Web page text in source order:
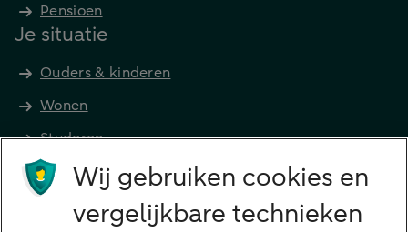
Pensioen
Je situatie
Ouders & kinderen
Wonen
Studeren
Preferred Banking
Wij gebruiken cookies en
vergelijkbare technieken